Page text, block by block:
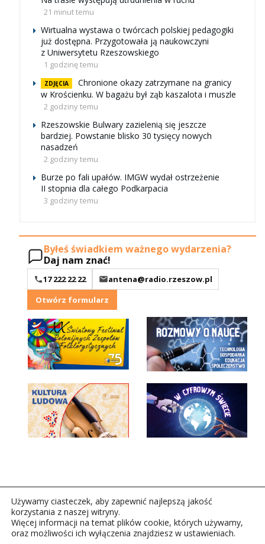
21 minut temu
Wirtualna wystawa o twórcach polskiej pedagogiki
już dostępna. Przygotowała ją naukowczyni
z Uniwersytetu Rzeszowskiego
1 godzinę temu
ZDJĘCIA
Chronione okazy zatrzymane na granicy
w Krościenku. W bagażu był ząb kaszalota i muszle
2 godziny temu
Rzeszowskie Bulwary zazielenią się jeszcze
bardziej. Powstanie blisko 30 tysięcy nowych
nasadzeń
2 godziny temu
Burze po fali upałów. IMGW wydał ostrzeżenie
II stopnia dla całego Podkarpacia
3 godziny temu
Byłeś świadkiem ważnego wydarzenia?
Daj nam znać!
17 222 22 22
antena@radio.rzeszow.pl
Otwórz formularz
Copyright © 2026Polskie Radio Rzeszów S.A. w likwidacj.
Używamy ciasteczek, aby zapewnić najlepszą jakość
korzystania z naszej witryny.
Więcej informacji na temat plików cookie, których używamy,
oraz możliwości ich wyłączenia znajdziesz w ustawieniach.